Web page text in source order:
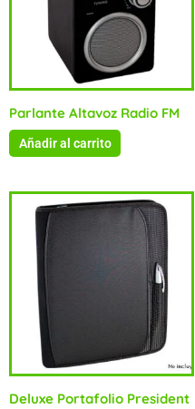
Parlante Altavoz Radio FM
Añadir al carrito
Deluxe Portafolio President